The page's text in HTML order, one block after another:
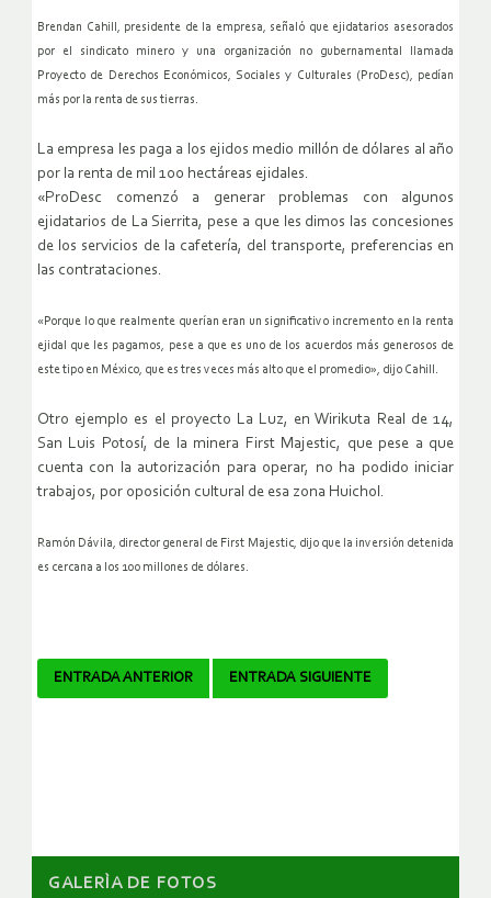
Brendan Cahill, presidente de la empresa, señaló que ejidatarios asesorados
por el sindicato minero y una organización no gubernamental llamada
Proyecto de Derechos Económicos, Sociales y Culturales (ProDesc), pedían
más por la renta de sus tierras.
La empresa les paga a los ejidos medio millón de dólares al año
por la renta de mil 100 hectáreas ejidales.
«ProDesc comenzó a generar problemas con algunos
ejidatarios de La Sierrita, pese a que les dimos las concesiones
de los servicios de la cafetería, del transporte, preferencias en
las contrataciones.
«Porque lo que realmente querían eran un significativo incremento en la renta
ejidal que les pagamos, pese a que es uno de los acuerdos más generosos de
este tipo en México, que es tres veces más alto que el promedio», dijo Cahill.
Otro ejemplo es el proyecto La Luz, en Wirikuta Real de 14,
San Luis Potosí, de la minera First Majestic, que pese a que
cuenta con la autorización para operar, no ha podido iniciar
trabajos, por oposición cultural de esa zona Huichol.
Ramón Dávila, director general de First Majestic, dijo que la inversión detenida
es cercana a los 100 millones de dólares.
Navegador
ENTRADA ANTERIOR ENTRADA SIGUIENTE
GALERÌA DE FOTOS